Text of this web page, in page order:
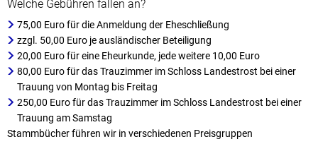
Welche Gebühren fallen an?
75,00 Euro für die Anmeldung der Eheschließung
zzgl. 50,00 Euro je ausländischer Beteiligung
20,00 Euro für eine Eheurkunde, jede weitere 10,00 Euro
80,00 Euro für das Trauzimmer im Schloss Landestrost bei einer
Trauung von Montag bis Freitag
250,00 Euro für das Trauzimmer im Schloss Landestrost bei einer
Trauung am Samstag
Stammbücher führen wir in verschiedenen Preisgruppen